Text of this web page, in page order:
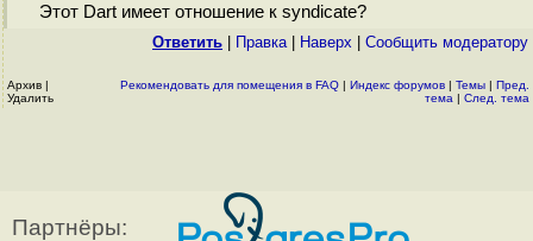
Этот Dart имеет отношение к syndicate?
Ответить Правка| Наверх Cообщить модератору
Архив |
Удалить
Рекомендовать для помещения в FAQ | Индекс форумов | Темы | Пред.
тема | След. тема
Партнёры: